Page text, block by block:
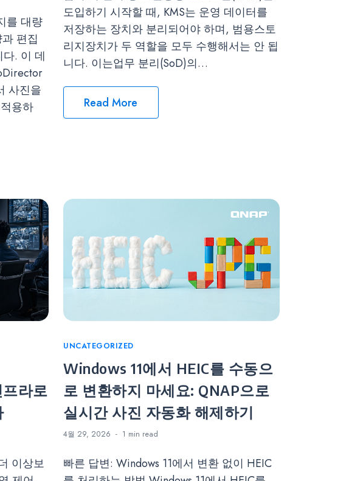
를 대량
편집
. 이 데
사진을
용하
도입하기 시작할 때, KMS는 운영 데이터를
저장하는 장치와 분리되어야 하며, 범용스토
리지장치가 두 역할을 모두 수행해서는 안 됩
니다. 이는업무 분리(SoD)의…
Read More
라로
이상보
Categories
UNCATEGORIZED
Windows 11에서 HEIC를 수동으
로 변환하지 마세요: QNAP으로
실시간 사진 자동화 해제하기
4월 29, 2026 1 min read
빠른 답변: Windows 11에서 변환 없이 HEIC